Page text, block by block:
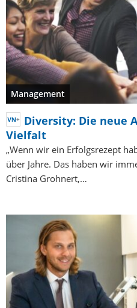
Management
Diversity: Die neue
Vielfalt
„Wenn wir ein Erfolgsrezept
über Jahre. Das haben wir
Cristina Grohnert,…